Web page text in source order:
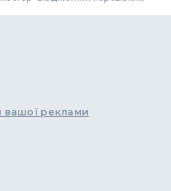
вашої реклами